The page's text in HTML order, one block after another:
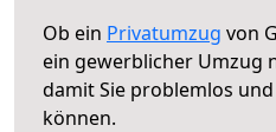
Ob ein Privatumzug von
ein gewerblicher Umzug
damit Sie problemlos
können.